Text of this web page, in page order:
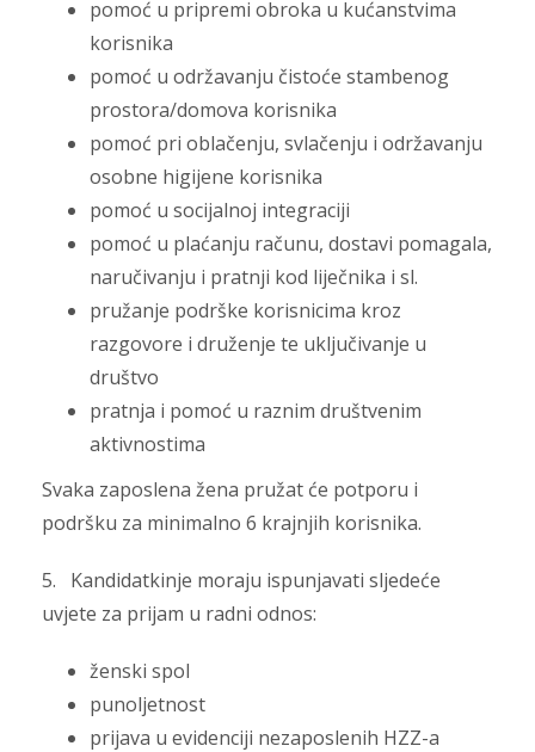
pomoć u pripremi obroka u kućanstvima
korisnika
pomoć u održavanju čistoće stambenog
prostora/domova korisnika
pomoć pri oblačenju, svlačenju i održavanju
osobne higijene korisnika
pomoć u socijalnoj integraciji
pomoć u plaćanju računu, dostavi pomagala,
naručivanju i pratnji kod liječnika i sl.
pružanje podrške korisnicima kroz
razgovore i druženje te uključivanje u
društvo
pratnja i pomoć u raznim društvenim
aktivnostima
Svaka zaposlena žena pružat će potporu i
podršku za minimalno 6 krajnjih korisnika.
5. Kandidatkinje moraju ispunjavati sljedeće
uvjete za prijam u radni odnos:
ženski spol
punoljetnost
prijava u evidenciji nezaposlenih HZZ-a